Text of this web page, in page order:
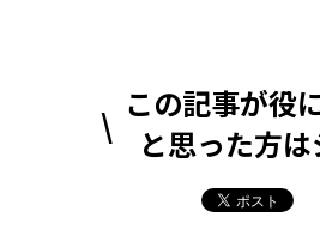
この記事が役
と思った方